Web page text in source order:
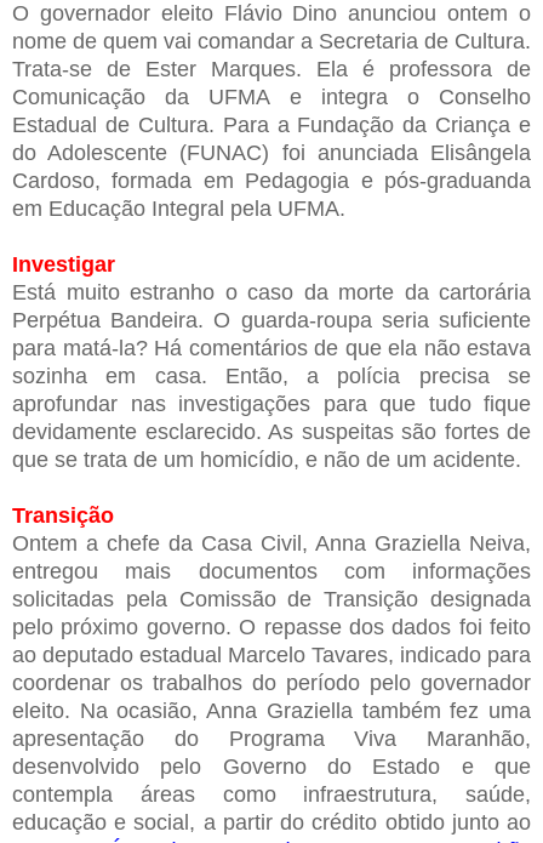
O governador eleito Flávio Dino anunciou ontem o
nome de quem vai comandar a Secretaria de Cultura.
Trata-se de Ester Marques. Ela é professora de
Comunicação da UFMA e integra o Conselho
Estadual de Cultura. Para a Fundação da Criança e
do Adolescente (FUNAC) foi anunciada Elisângela
Cardoso, formada em Pedagogia e pós-graduanda
em Educação Integral pela UFMA.
Investigar
Está muito estranho o caso da morte da cartorária
Perpétua Bandeira. O guarda-roupa seria suficiente
para matá-la? Há comentários de que ela não estava
sozinha em casa. Então, a polícia precisa se
aprofundar nas investigações para que tudo fique
devidamente esclarecido. As suspeitas são fortes de
que se trata de um homicídio, e não de um acidente.
Transição
Ontem a chefe da Casa Civil, Anna Graziella Neiva,
entregou mais documentos com informações
solicitadas pela Comissão de Transição designada
pelo próximo governo. O repasse dos dados foi feito
ao deputado estadual Marcelo Tavares, indicado para
coordenar os trabalhos do período pelo governador
eleito. Na ocasião, Anna Graziella também fez uma
apresentação do Programa Viva Maranhão,
desenvolvido pelo Governo do Estado e que
contempla áreas como infraestrutura, saúde,
educação e social, a partir do crédito obtido junto ao